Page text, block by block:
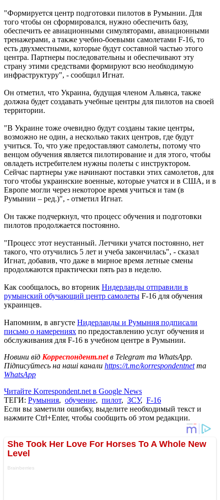
"Формируется центр подготовки пилотов в Румынии. Для
того чтобы он сформировался, нужно обеспечить базу,
обеспечить ее авиационными симуляторами, авиационными
тренажерами, а также учебно-боевыми самолетами F-16, то
есть двухместными, которые будут составной частью этого
центра. Партнеры последовательны и обеспечивают эту
страну этими средствами формируют всю необходимую
инфраструктуру", - сообщил Игнат.
Он отметил, что Украина, будущая членом Альянса, также
должна будет создавать учебные центры для пилотов на своей
территории.
"В Украине тоже очевидно будут созданы такие центры,
возможно не один, а несколько таких центров, где будут
учиться. То, что уже предоставляют самолеты, потому что
венцом обучения является пилотирование и для этого, чтобы
овладеть истребителем нужны полеты с инструктором.
Сейчас партнеры уже начинают поставки этих самолетов, для
того чтобы украинские военные, которые учатся и в США, и в
Европе могли через некоторое время учиться и там (в
Румынии – ред.)", - отметил Игнат.
Он также подчеркнул, что процесс обучения и подготовки
пилотов продолжается постоянно.
"Процесс этот неустанный. Летчики учатся постоянно, нет
такого, что отучились 5 лет и учеба закончилась", - сказал
Игнат, добавив, что даже в мирное время летные смены
продолжаются практически пять раз в неделю.
Как сообщалось, во вторник Нидерланды отправили в
румынский обучающий центр самолеты F-16 для обучения
украинцев.
Напомним, в августе Нидерланды и Румыния подписали
письмо о намерениях по предоставлению услуг обучения и
обслуживания для F-16 в учебном центре в Румынии.
Новини від Корреспондент.netв Telegram та WhatsApp.
Підписуйтесь на наші канали https://t.me/korrespondentnetта
WhatsApp
Читайте Korrespondent.net в Google News
ТЕГИ: Румыния, обучение, пилот, ЗСУ, F-16
Если вы заметили ошибку, выделите необходимый текст и
нажмите Ctrl+Enter, чтобы сообщить об этом редакции.